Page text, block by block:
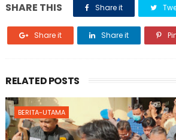
SHARE THIS Share it
Share it Share it
RELATED POSTS
BERITA-UTAMA